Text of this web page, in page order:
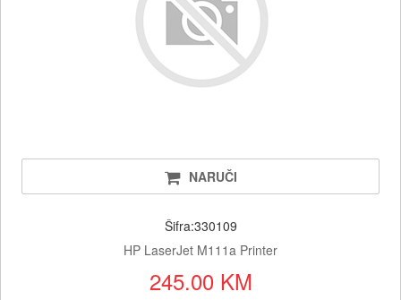
NARUČI
Šifra:330109
HP LaserJet M111a Printer
245.00 KM